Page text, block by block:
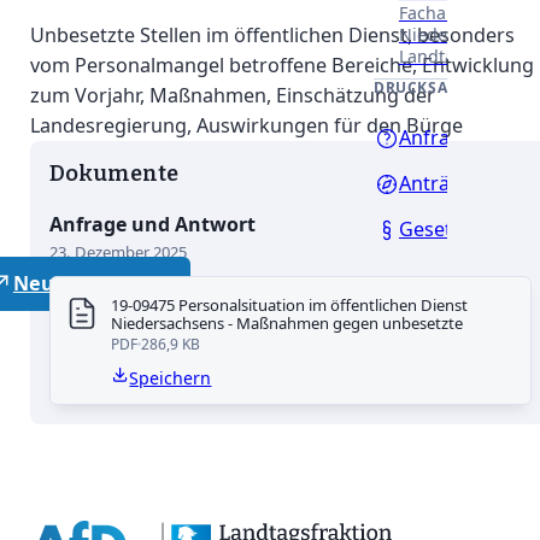
Landtages.
DRUCKSACHEN
Anfragen
Anträge
Neutrale Lehrer
Unbesetzte Stellen im öffentlichen Dienst, besonders
vom Personalmangel betroffene Bereiche, Entwicklung
zum Vorjahr, Maßnahmen, Einschätzung der
Landesregierung, Auswirkungen für den Bürge
Dokumente
Anfrage und Antwort
23. Dezember 2025
19-09475 Personalsituation im öffentlichen Dienst
Niedersachsens - Maßnahmen gegen unbesetzte
PDF286,9 KB
Speichern